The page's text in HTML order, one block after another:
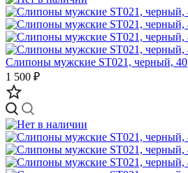
Слипоны мужские ST021, черный, 40
1 500 ₽